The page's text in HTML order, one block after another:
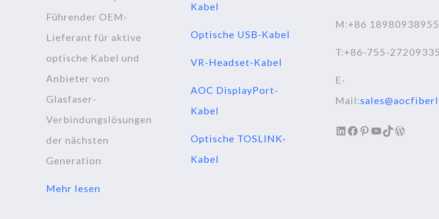
Führender OEM-
Lieferant für aktive
optische Kabel und
Anbieter von
Glasfaser-
Verbindungslösungen
der nächsten
Generation
Mehr lesen
Kabel
Optische USB-Kabel
VR-Headset-Kabel
AOC DisplayPort-
Kabel
Optische TOSLINK-
Kabel
M:+86 18980938955
T:+86-755-27209335
E-
Mail:
LinkedIn
Facebook
Pinterest
YouTube
TikTok